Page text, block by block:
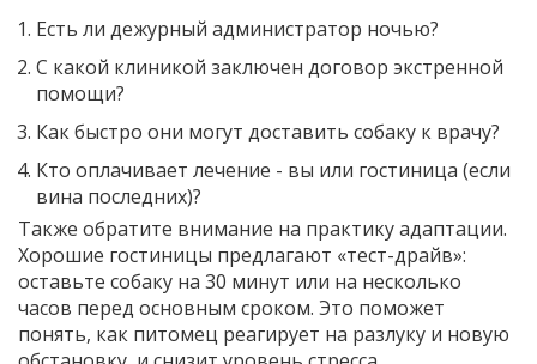
Есть ли дежурный администратор ночью?
С какой клиникой заключен договор экстренной
помощи?
Как быстро они могут доставить собаку к врачу?
Кто оплачивает лечение - вы или гостиница (если
вина последних)?
Также обратите внимание на практику адаптации.
Хорошие гостиницы предлагают «тест-драйв»:
оставьте собаку на 30 минут или на несколько
часов перед основным сроком. Это поможет
понять, как питомец реагирует на разлуку и новую